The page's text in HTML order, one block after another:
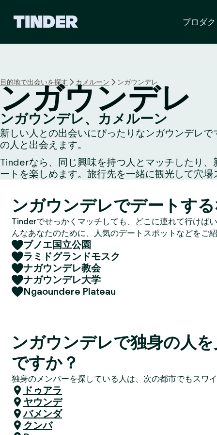
ホ
ー
ム
ペ
ー
ジ
プロダ
目的地で出会いを探す カメルーン ンガウンデレ
ンガウンデレ
ンガウンデレ、カメルーン
新しい人との出会いにぴったりなンガウンデレ
の人と出会えます。
Tinderなら、同じ興味を持つ人とマッチしたり
ートを楽しめます。旅行先を一緒に観光して穴
ンガウンデレでデートす
Tinderでせっかくマッチしても、どこに連れて行けば
んなあなたのために、人気のデートスポットなどをご
ブノエ国立公園
ラミドグランドモスク
ナガウンデレ教会
ナガウンデレ大学
Ngaoundere Plateau
ンガウンデレで独身の人
ですか？
独身のメンバーを探している人は、次の都市でもスワ
ドゥアラ
ヤウンデ
バメンダ
クンバ